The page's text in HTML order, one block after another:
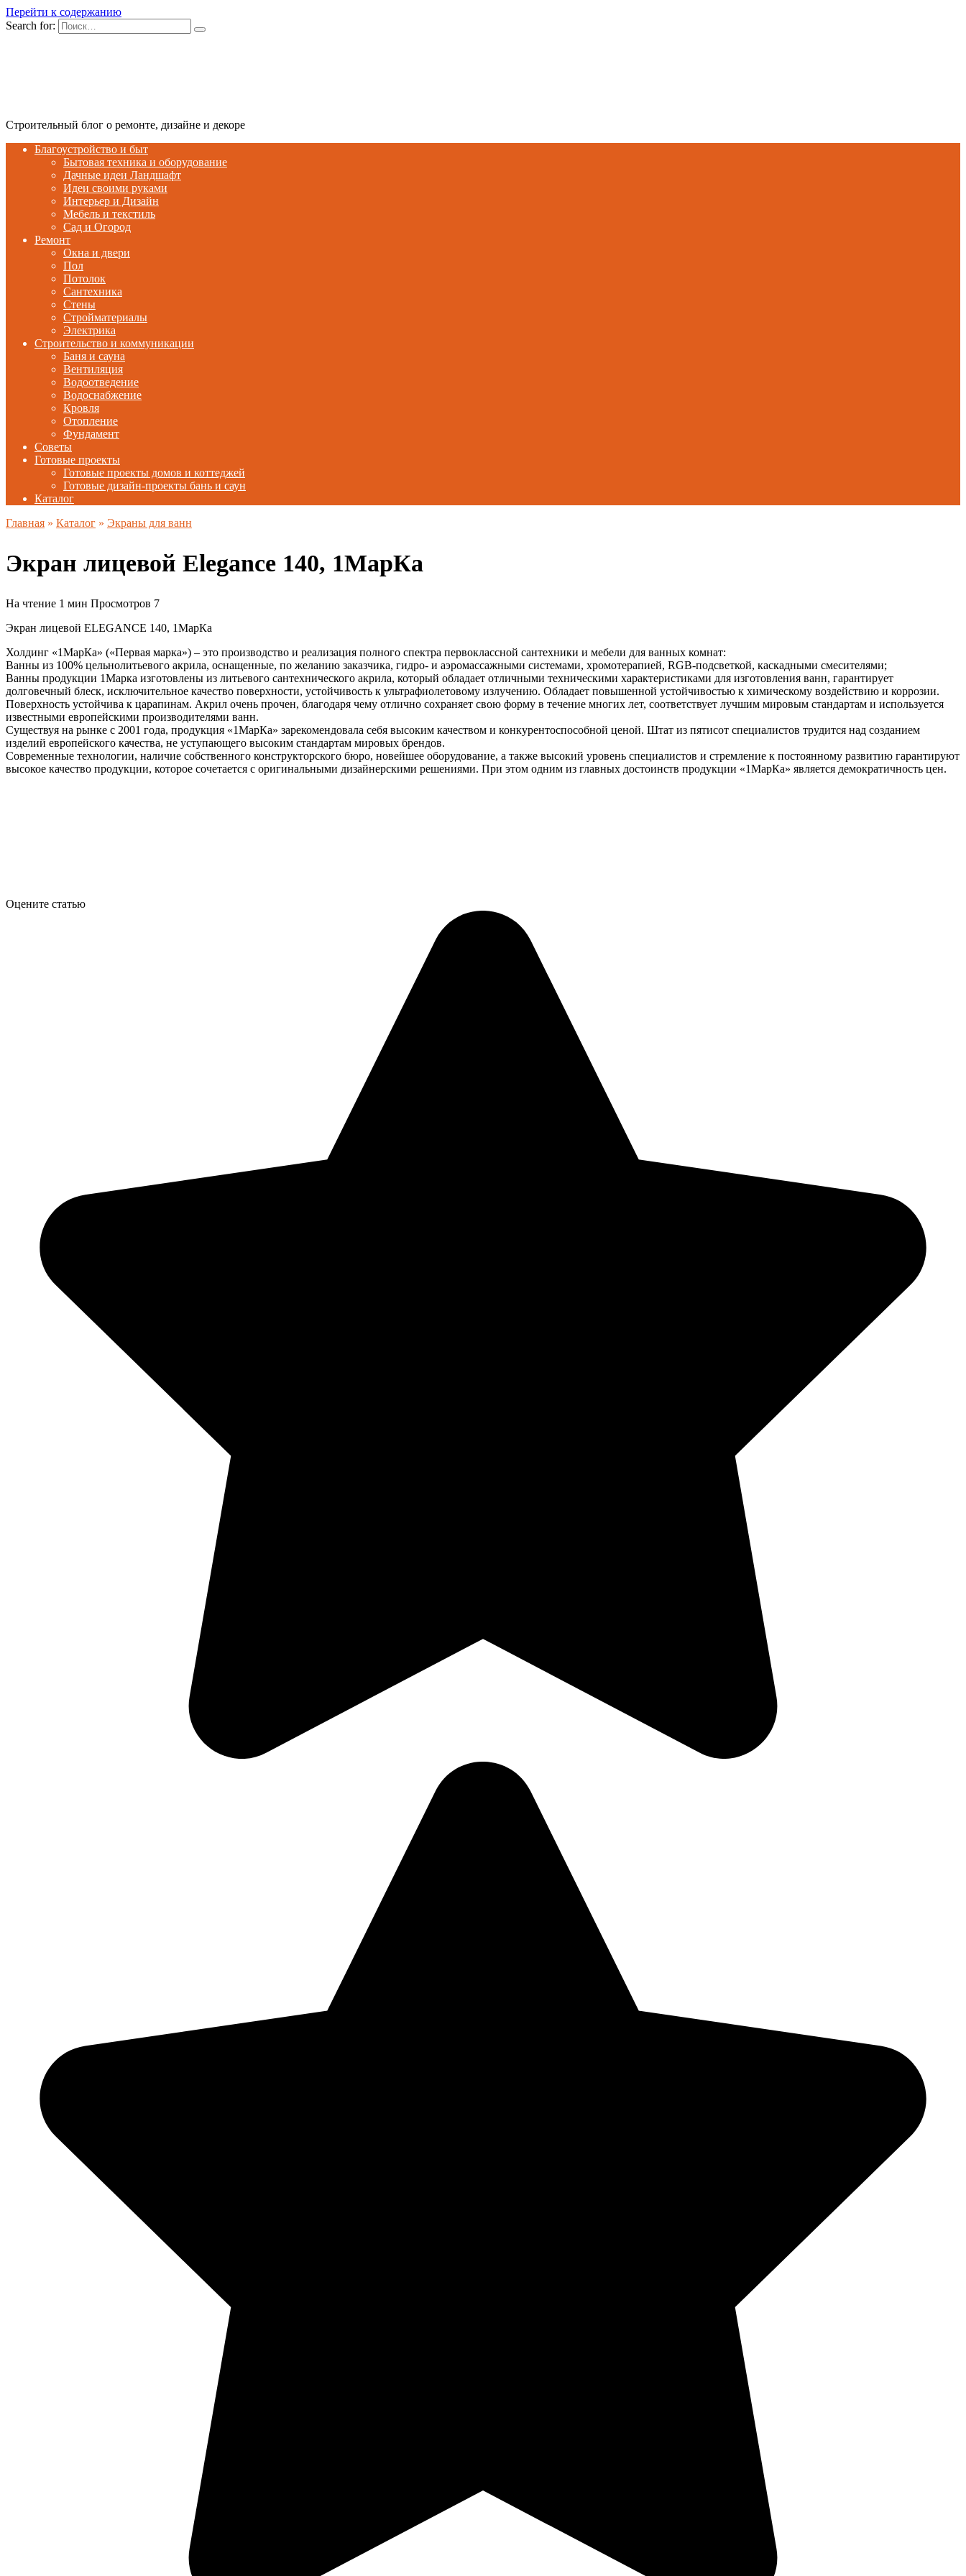
Перейти к содержанию
Search for:
Строительный блог о ремонте, дизайне и декоре
Благоустройство и быт
Бытовая техника и оборудование
Дачные идеи Ландшафт
Идеи своими руками
Интерьер и Дизайн
Мебель и текстиль
Сад и Огород
Ремонт
Окна и двери
Пол
Потолок
Сантехника
Стены
Стройматериалы
Электрика
Строительство и коммуникации
Баня и сауна
Вентиляция
Водоотведение
Водоснабжение
Кровля
Отопление
Фундамент
Советы
Готовые проекты
Готовые проекты домов и коттеджей
Готовые дизайн-проекты бань и саун
Каталог
Главная » Каталог » Экраны для ванн
Экран лицевой Elegance 140, 1МарКа
На чтение 1 мин Просмотров 7
Экран лицевой ELEGANCE 140, 1МарКа
Холдинг «1МарКа» («Первая марка») – это производство и реализация полного спектра первоклассной сантехники и мебели для ванных комнат:
Ванны из 100% цельнолитьевого акрила, оснащенные, по желанию заказчика, гидро- и аэромассажными системами, хромотерапией, RGB-подсветкой, каскадными смесителями;
Ванны продукции 1Марка изготовлены из литьевого сантехнического акрила, который обладает отличными техническими характеристиками для изготовления ванн, гарантирует
долговечный блеск, исключительное качество поверхности, устойчивость к ультрафиолетовому излучению. Обладает повышенной устойчивостью к химическому воздействию и коррозии.
Поверхность устойчива к царапинам. Акрил очень прочен, благодаря чему отлично сохраняет свою форму в течение многих лет, соответствует лучшим мировым стандартам и используется
известными европейскими производителями ванн.
Существуя на рынке с 2001 года, продукция «1МарКа» зарекомендовала себя высоким качеством и конкурентоспособной ценой. Штат из пятисот специалистов трудится над созданием
изделий европейского качества, не уступающего высоким стандартам мировых брендов.
Современные технологии, наличие собственного конструкторского бюро, новейшее оборудование, а также высокий уровень специалистов и стремление к постоянному развитию гарантируют
высокое качество продукции, которое сочетается с оригинальными дизайнерскими решениями. При этом одним из главных достоинств продукции «1МарКа» является демократичность цен.
Оцените статью